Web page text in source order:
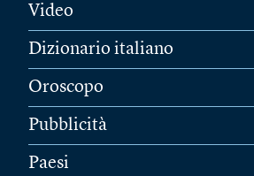
Video
Dizionario italiano
Oroscopo
Pubblicità
Paesi